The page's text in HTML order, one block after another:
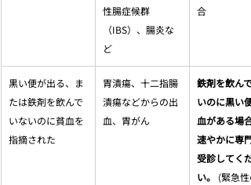
性腸症候群
（IBS）、腸炎な
ど
合
黒い便が出る、ま
たは鉄剤を飲んで
いないのに貧血を
指摘された
胃潰瘍、十二指腸
潰瘍などからの出
血、胃がん
鉄剤を飲んで
いのに黒い便
血がある場合
速やかに専門
受診してくだ
い。
(緊急性